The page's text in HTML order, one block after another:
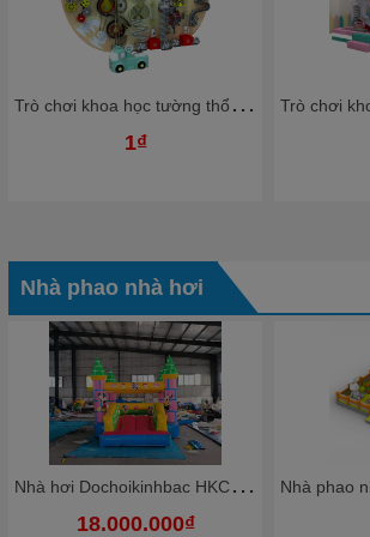
T
rò chơi khoa học tường thổi bóng nhựa Ziczac TTBKB05 Dochoikinhbac Trò chơi hấp dẫn trong nhà bóng
1₫
Nhà phao nhà hơi
N
hà hơi Dochoikinhbac HKCNH4
18.000.000₫